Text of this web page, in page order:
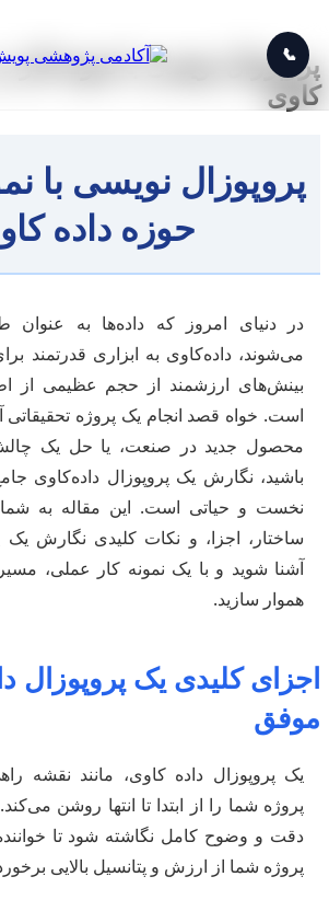
📞
پروپوزال نویسی با نمونه کار
کاوی
پروپوزال نویسی با
حوزه داده
در دنیای امروز که داده‌ها به عنوان
می‌شوند، داده‌کاوی به ابزاری قدرتمند
بینش‌های ارزشمند از حجم عظیمی از
است. خواه قصد انجام یک پروژه تحقیقاتی
محصول جدید در صنعت، یا حل یک
باشید، نگارش یک پروپوزال داده‌کاوی
نخست و حیاتی است. این مقاله به
ساختار، اجزا، و نکات کلیدی نگارش یک
آشنا شوید و با یک نمونه کار عملی،
هموار سازید.
اجزای کلیدی یک پروپوزال
موفق
یک پروپوزال داده کاوی، مانند نقشه
پروژه شما را از ابتدا تا انتها روشن
دقت و وضوح کامل نگاشته شود تا
پروژه شما از ارزش و پتانسیل بالایی